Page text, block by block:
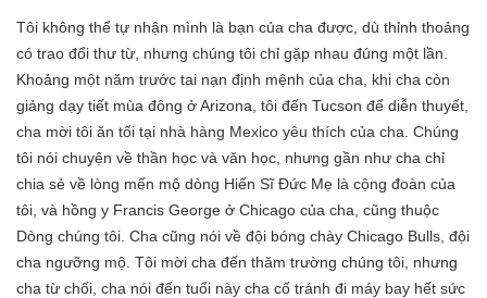
Tôi không thể tự nhận mình là bạn của cha được, dù thỉnh thoảng
có trao đổi thư từ, nhưng chúng tôi chỉ gặp nhau đúng một lần.
Khoảng một năm trước tai nạn định mệnh của cha, khi cha còn
giảng dạy tiết mùa đông ở Arizona, tôi đến Tucson để diễn thuyết,
cha mời tôi ăn tối tại nhà hàng Mexico yêu thích của cha. Chúng
tôi nói chuyện về thần học và văn học, nhưng gần như cha chỉ
chia sẻ về lòng mến mộ dòng Hiến Sĩ Đức Mẹ là cộng đoàn của
tôi, và hồng y Francis George ở Chicago của cha, cũng thuộc
Dòng chúng tôi. Cha cũng nói về đội bóng chày Chicago Bulls, đội
cha ngưỡng mộ. Tôi mời cha đến thăm trường chúng tôi, nhưng
cha từ chối, cha nói đến tuổi này cha cố tránh đi máy bay hết sức